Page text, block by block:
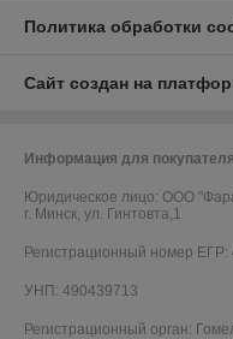
Политика обработки
Сайт создан на
Информация для покупателя
Юридическое лицо: OOO
г. Минск, ул. Гинтовта,1
Регистрационный номер ЕГР:
УНП: 490439713
Регистрационный орган: